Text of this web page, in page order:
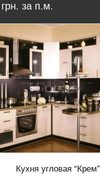
за п.м.
Кухня угловая “Крем”